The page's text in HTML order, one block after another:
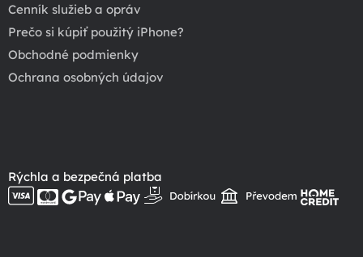
Cenník služieb a opráv
Prečo si kúpiť použitý iPhone?
Obchodné podmienky
Ochrana osobných údajov
Rýchla a bezpečná platba